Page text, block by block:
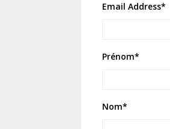
Email Address*
Prénom*
Nom*